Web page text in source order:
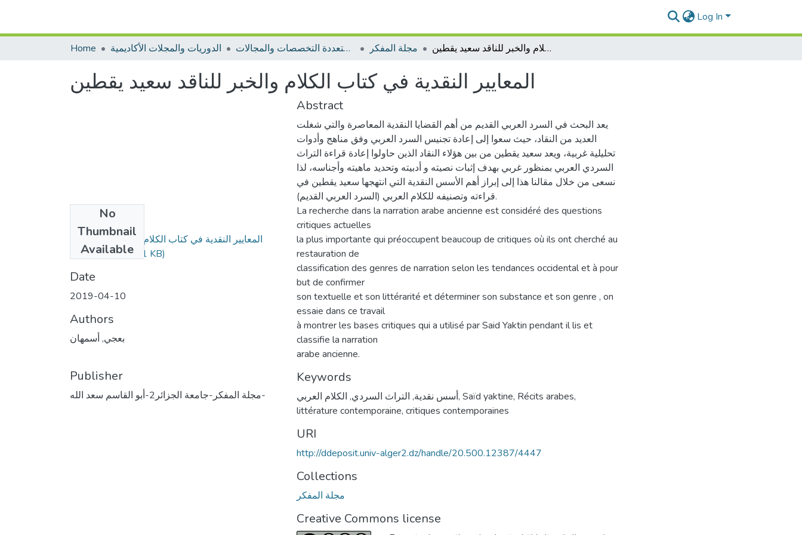
Log In
Home الدوريات والمجلات الأكاديمية مجلات متعددة التخصصات والمجالات مجلة المفكر المعايير النقدية في كتاب الكلام والخبر للناقد سعيد يقطين
المعايير النقدية في كتاب الكلام والخبر للناقد سعيد يقطين
No
Thumbnail
Available
المعايير النقدية في كتاب الكلام والخبر للناقد سعيد
يقطين.pdf(730.31 KB)
Date
2019-04-10
Authors
بعجي, أسمهان
Publisher
مجلة المفكر-جامعة الجزائر2-أبو القاسم سعد الله-
Abstract
يعد البحث في السرد العربي القديم من أهم القضايا النقدية المعاصرة والتي شغلت
العديد من النقاد، حيث سعوا إلى إعادة تجنيس السرد العربي وفق مناهج وأدوات
تحليلية غربية، ويعد سعيد يقطين من بين هؤلاء النقاد الذين حاولوا إعادة قراءة التراث
السردي العربي بمنظور غربي بهدف إثبات نصيته و أدبيته وتحديد ماهيته وأجناسه، لذا
نسعى من خلال مقالنا هذا إلى إبراز أهم الأسس النقدية التي انتهجها سعيد يقطين في
قراءته وتصنيفه للكلام العربي (السرد العربي القديم).
La recherche dans la narration arabe ancienne est considéré des questions
critiques actuelles
la plus importante qui préoccupent beaucoup de critiques où ils ont cherché au
restauration de
classification des genres de narration selon les tendances occidental et à pour
but de confirmer
son textuelle et son littérarité et déterminer son substance et son genre , on
essaie dans ce travail
à montrer les bases critiques qui a utilisé par Said Yaktin pendant il lis et
classifie la narration
arabe ancienne.
Keywords
أسس نقدية, التراث السردي, الكلام العربي , Saïd yaktine, Récits arabes,
littérature contemporaine, critiques contemporaines
URI
http://ddeposit.univ-alger2.dz/handle/20.500.12387/4447
Collections
مجلة المفكر
Creative Commons license